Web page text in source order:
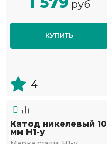
руб
КУПИТЬ
4
Катод никелевый 10
мм Н1-у